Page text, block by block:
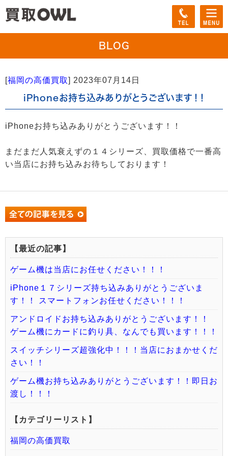
BLOG
[福岡の高価買取] 2023年07月14日
iPhoneお持ち込みありがとうございます！！
iPhoneお持ち込みありがとうございます！！
まだまだ人気衰えずの１４シリーズ、買取価格で一番高
い当店にお持ち込みお待ちしております！
【最近の記事】
ゲーム機は当店にお任せください！！！
iPhone１７シリーズ持ち込みありがとうございま
す！！ スマートフォンお任せください！！！
アンドロイドお持ち込みありがとうございます！！
ゲーム機にカードに釣り具、なんでも買います！！！
スイッチシリーズ超強化中！！！当店におまかせくだ
さい！！
ゲーム機お持ち込みありがとうございます！！即日お
渡し！！！
【カテゴリーリスト】
福岡の高価買取